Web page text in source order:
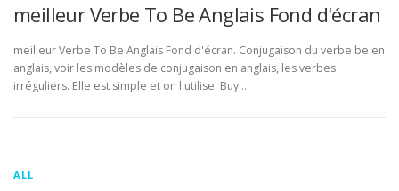
meilleur Verbe To Be Anglais Fond d'écran
meilleur Verbe To Be Anglais Fond d'écran. Conjugaison du verbe be en
anglais, voir les modèles de conjugaison en anglais, les verbes
irréguliers. Elle est simple et on l'utilise. Buy …
ALL